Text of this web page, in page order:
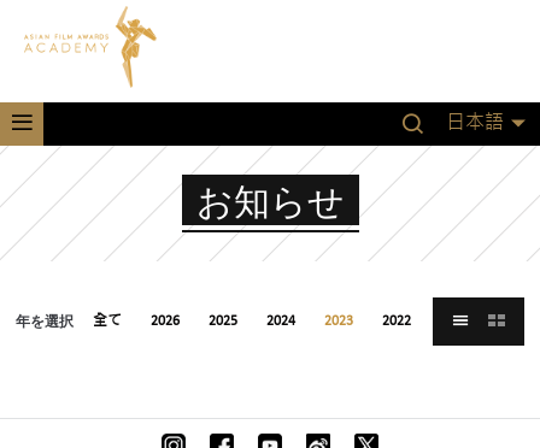
日本語
お知らせ
年を選択 全て 2026 2025 2024 2023 2022 2021